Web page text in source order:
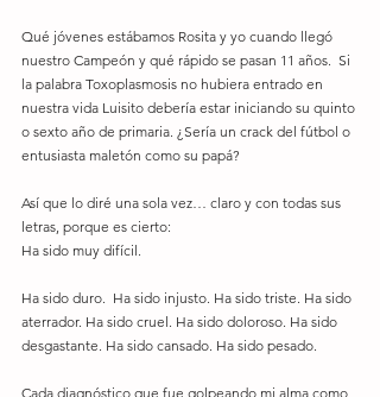
Qué jóvenes estábamos Rosita y yo cuando llegó
nuestro Campeón y qué rápido se pasan 11 años.  Si
la palabra Toxoplasmosis no hubiera entrado en
nuestra vida Luisito debería estar iniciando su quinto
o sexto año de primaria. ¿Sería un crack del fútbol o
entusiasta maletón como su papá?
Así que lo diré una sola vez… claro y con todas sus
letras, porque es cierto:
Ha sido muy difícil.
Ha sido duro.  Ha sido injusto. Ha sido triste. Ha sido
aterrador. Ha sido cruel. Ha sido doloroso. Ha sido
desgastante. Ha sido cansado. Ha sido pesado.
Cada diagnóstico que fue golpeando mi alma como